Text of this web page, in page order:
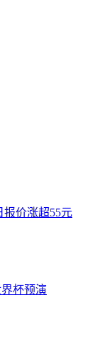
报价涨超55元
杯预演